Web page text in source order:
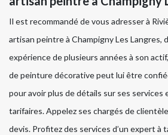
Il est recommandé de vous adresser à
artisan peintre à Champigny Les Langres,
expérience de plusieurs années à son
de peinture décorative peut lui être
pour avoir plus de détails sur ses services
tarifaires. Appelez ses chargés de
devis. Profitez des services d’un expert à